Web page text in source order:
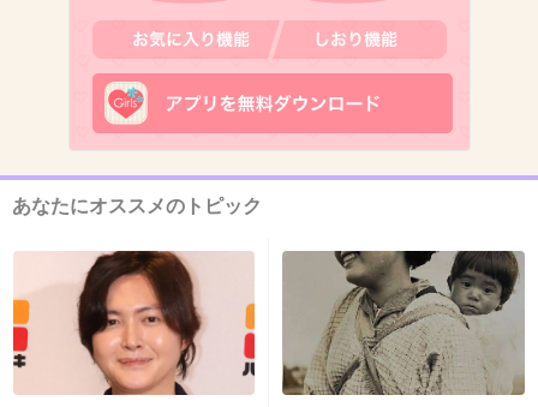
2020/11/16(月) 14:55:32
解約したいカードあったこと忘れてた
このトピ見て思い出した ありがとう
1件の返信
13. 匿名 2020/11/16(月) 14:55:41
診察券は病院行く時にしか持って行かないよ
あなたにオススメのトピック